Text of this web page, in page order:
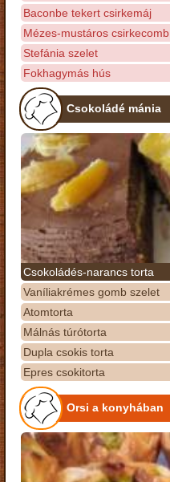
Baconbe tekert csirkemáj
Mézes-mustáros csirkecomb
Stefánia szelet
Fokhagymás hús
Csokoládé mánia
Csokoládés-narancs torta
Vaníliakrémes gomb szelet
Atomtorta
Málnás túrótorta
Dupla csokis torta
Epres csokitorta
Orsi a konyhában